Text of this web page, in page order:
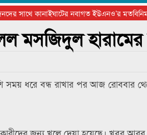
সাথে কানাইঘাটের নবাগত ইউএনও’র মতবিনিময়
বিভাগীয় অভিনয় কর্মশালা সম্পন্ন
মসজিদুল
সময় ধরে বন্ধ রাখার পর আজ রোববার